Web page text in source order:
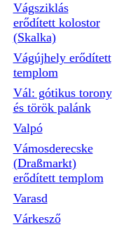
Vágsziklás
erődített kolostor
(Skalka)
Vágújhely erődített
templom
Vál: gótikus torony
és török palánk
Valpó
Vámosderecske
(Draßmarkt)
erődített templom
Varasd
Várkesző